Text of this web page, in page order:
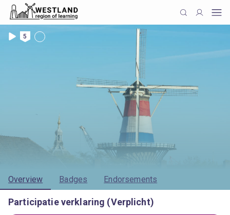
5
Overview Badges Endorsements
Participatie verklaring (Verplicht)